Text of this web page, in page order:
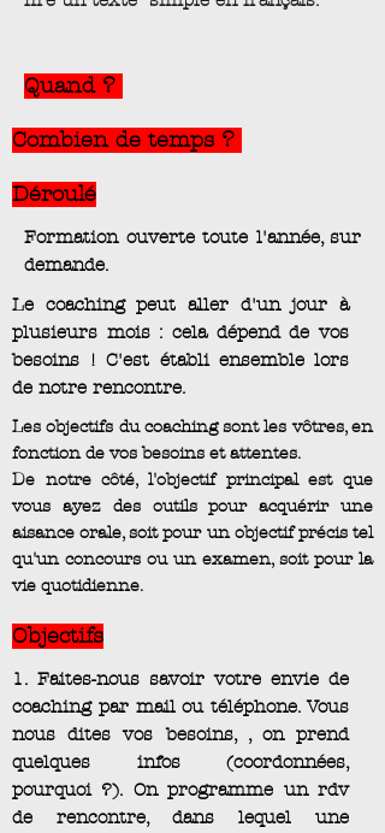
Quand ?
Combien de temps ?
Déroulé
Formation ouverte toute l'année, sur
demande.
Le coaching peut aller d'un jour à
plusieurs mois : cela dépend de vos
besoins ! C'est établi ensemble lors
de notre rencontre.
Les objectifs du coaching sont les vôtres, en
fonction de vos besoins et attentes.
De notre côté, l'objectif principal est que
vous ayez des outils pour acquérir une
aisance orale, soit pour un objectif précis tel
qu'un concours ou un examen, soit pour la
vie quotidienne.
Objectifs
1. Faites-nous savoir votre envie de
coaching par mail ou téléphone. Vous
nous dites vos besoins, , on prend
quelques infos (coordonnées,
pourquoi ?). On programme un rdv
de rencontre, dans lequel une